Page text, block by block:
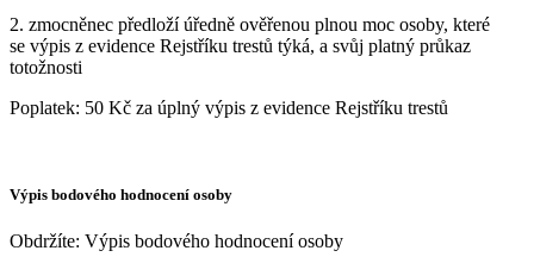
2. zmocněnec předloží úředně ověřenou plnou moc osoby, které
se výpis z evidence Rejstříku trestů týká, a svůj platný průkaz
totožnosti
Poplatek: 50 Kč za úplný výpis z evidence Rejstříku trestů
Výpis bodového hodnocení osoby
Obdržíte: Výpis bodového hodnocení osoby